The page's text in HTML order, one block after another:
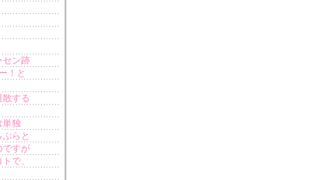
セン跡
！と
する
単独
らと
ですが
で、